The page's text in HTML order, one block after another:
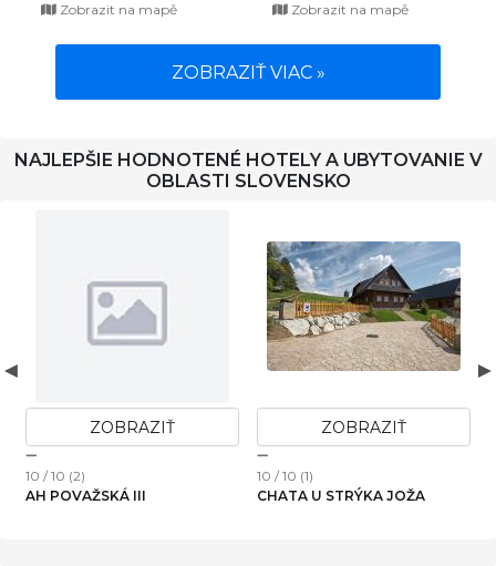
Zobrazit na mapě
Zobrazit na mapě
ZOBRAZIŤ VIAC »
NAJLEPŠIE HODNOTENÉ HOTELY A UBYTOVANIE V
OBLASTI SLOVENSKO
ZOBRAZIŤ
10 / 10 (2)
AH POVAŽSKÁ III
ZOBRAZIŤ
10 / 10 (1)
CHATA U STRÝKA JOŽA